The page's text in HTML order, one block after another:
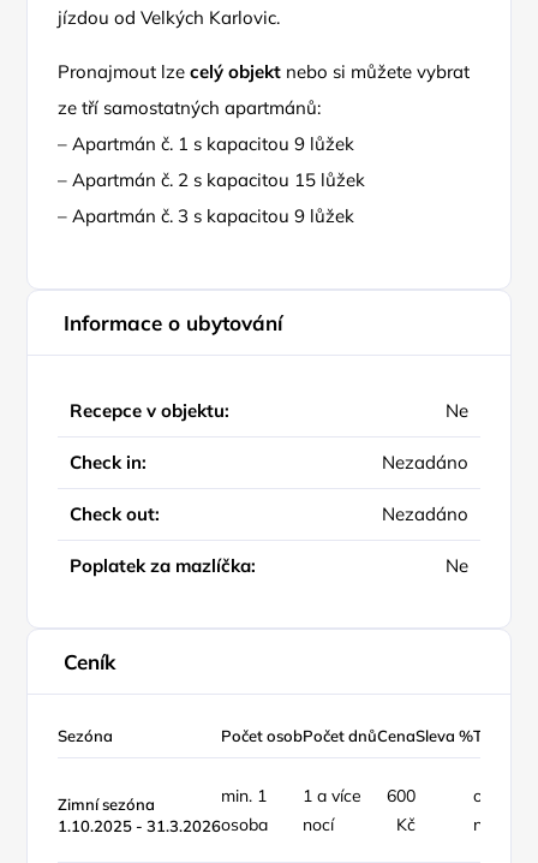
jízdou od Velkých Karlovic.
Pronajmout lzecelý objekt nebo si můžete vybrat
ze tří samostatných apartmánů:
– Apartmán č. 1 s kapacitou 9 lůžek
– Apartmán č. 2 s kapacitou 15 lůžek
– Apartmán č. 3 s kapacitou 9 lůžek
Informace o ubytování
Recepce v objektu: Ne
Check in: Nezadáno
Check out: Nezadáno
Poplatek za mazlíčka: Ne
Ceník
Sezóna Počet osobPočet dnůCenaSleva %Typ ceny
Zimní sezóna
1.10.2025 - 31.3.2026
min. 1
osoba
1 a více
nocí
600
Kč
osoba /
noc